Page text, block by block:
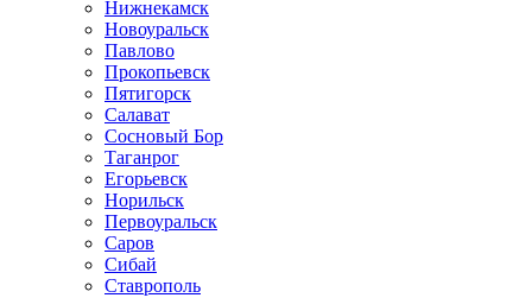
Нижнекамск
Новоуральск
Павлово
Прокопьевск
Пятигорск
Салават
Сосновый Бор
Таганрог
Егорьевск
Норильск
Первоуральск
Саров
Сибай
Ставрополь